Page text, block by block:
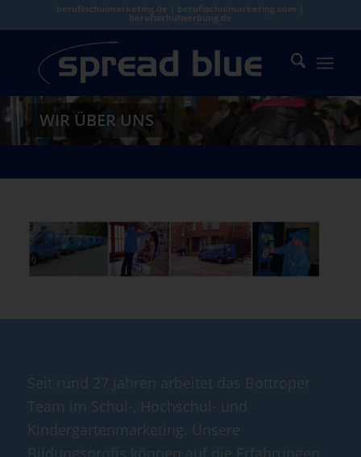
berufsschulmarketing.de | berufsschulmarketing.com |
berufsschulwerbung.de
WIR ÜBER UNS
Seit rund 27 Jahren arbeitet das Bottroper
Team im Schul-, Hochschul- und
Kindergartenmarketing. Unsere